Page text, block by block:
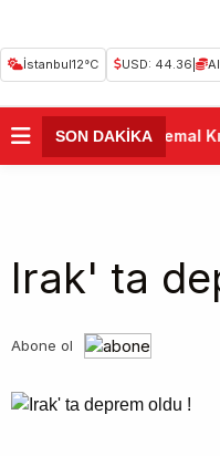
İstanbul12°C USD: 44.36
SON DAKİKA
•Kemal
Irak' ta
Abone ol